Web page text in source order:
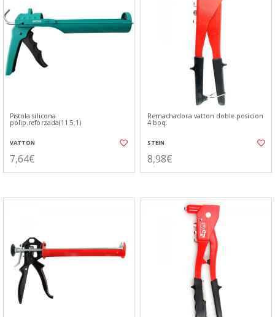
Pistola silicona
polip.reforzada(11.5:1)
VATTON
7,64€
Remachadora vatton doble posicion
4 boq.
STEIN
8,98€